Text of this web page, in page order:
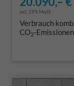
incl. 19% MwSt.
Verbrauch
CO2-